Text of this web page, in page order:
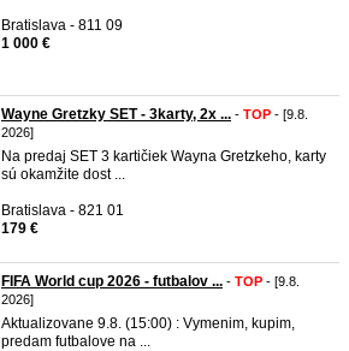
Bratislava - 811 09
1 000 €
Wayne Gretzky SET - 3karty, 2x ... - TOP - [9.8.
2026]
Na predaj SET 3 kartičiek Wayna Gretzkeho, karty
sú okamžite dost ...
Bratislava - 821 01
179 €
FIFA World cup 2026 - futbalov ... - TOP - [9.8.
2026]
Aktualizovane 9.8. (15:00) : Vymenim, kupim,
predam futbalove na ...